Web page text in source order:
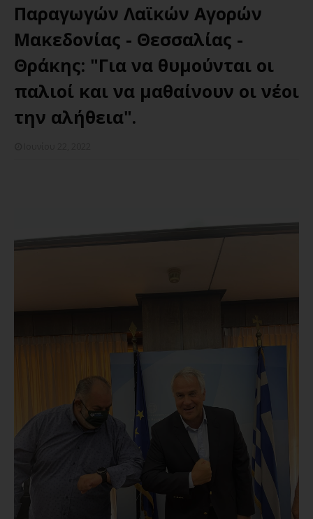
Παραγωγών Λαϊκών Αγορών
Μακεδονίας - Θεσσαλίας -
Θράκης: "Για να θυμούνται οι
παλιοί και να μαθαίνουν οι νέοι
την αλήθεια".